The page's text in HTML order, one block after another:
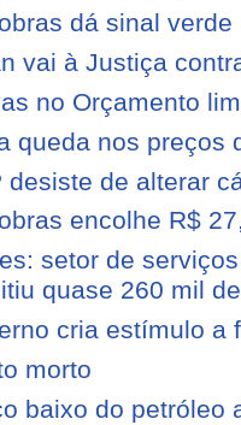
dá sinal
vai à Justiça
no Orçamento
queda nos preços
desiste de alterar
encolhe R$
setor de
quase 260 mil
cria estímulo a
morto
baixo do petróleo